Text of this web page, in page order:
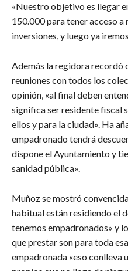
«Nuestro objetivo es llegar
150.000 para tener acceso
inversiones, y luego ya
Además la regidora recordó
reuniones con todos los
opinión, «al final deben
significa ser residente fiscal
ellos y para la ciudad». Ha
empadronado tendrá
dispone el Ayuntamiento y
sanidad pública».
Muñoz se mostró
habitual están residiendo el
tenemos empadronados» y
que prestar son para toda
empadronada «eso conlleva